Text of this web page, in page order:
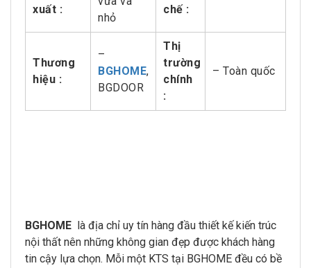
xuất :
nhỏ
chế :
Thương
hiệu :
–
BGHOME,
BGDOOR
Thị
trường
chính
:
– Toàn quốc
BGHOME là địa chỉ uy tín hàng đầu thiết kế kiến trúc
nội thất nên những không gian đẹp được khách hàng
tin cậy lựa chọn. Mỗi một KTS tại BGHOME đều có bề